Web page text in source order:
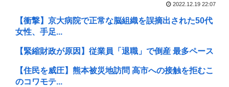
2022.12.19 22:07
【衝撃】京大病院で正常な脳組織を誤摘出された50代
女性、手足...
【緊縮財政が原因】従業員「退職」で倒産 最多ペース
【住民を威圧】熊本被災地訪問 高市への接触を拒むこ
のコワモテ...